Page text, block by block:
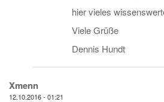
hier vieles
Viele Grüße
Dennis Hundt
Xmenn
12.10.2016 - 01:21